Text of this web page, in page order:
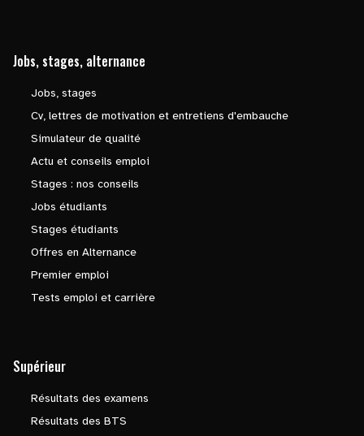
Jobs, stages, alternance
Jobs, stages
Cv, lettres de motivation et entretiens d'embauche
Simulateur de qualité
Actu et conseils emploi
Stages : nos conseils
Jobs étudiants
Stages étudiants
Offres en Alternance
Premier emploi
Tests emploi et carrière
Supérieur
Résultats des examens
Résultats des BTS